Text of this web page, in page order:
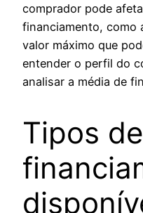
comprador pode
financiamento, como
valor máximo que
entender o perfil do
analisar a média de
Tipos de